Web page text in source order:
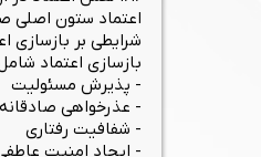
اعتماد ستون اصلی
شرایطی بر بازسازی
بازسازی اعتماد
- پذیرش مسئولیت
- عذرخواهی صادقانه
- شفافیت رفتاری
- ایجاد امنیت